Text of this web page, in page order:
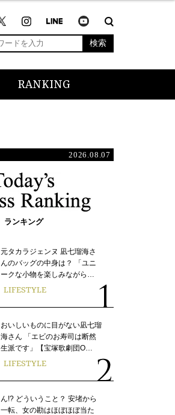
検索
RANKING
2026.08.07
ランキング
元タカラジェンヌ 凪七瑠海さ
んのバッグの中身は？ 「ユニ
ークな小物を楽しみながら…
LIFESTYLE
おいしいものに目がない凪七瑠
海さん 「エビのお寿司は断然
生派です」【宝塚歌劇団O…
LIFESTYLE
ん!? どういうこと？ 安堵から
一転、女の勘はほぼほぼ当た